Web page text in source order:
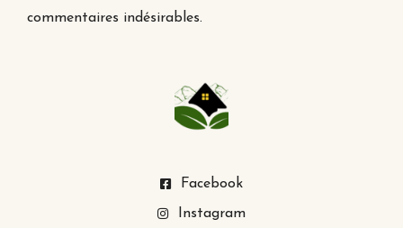
commentaires indésirables.
Facebook
Instagram